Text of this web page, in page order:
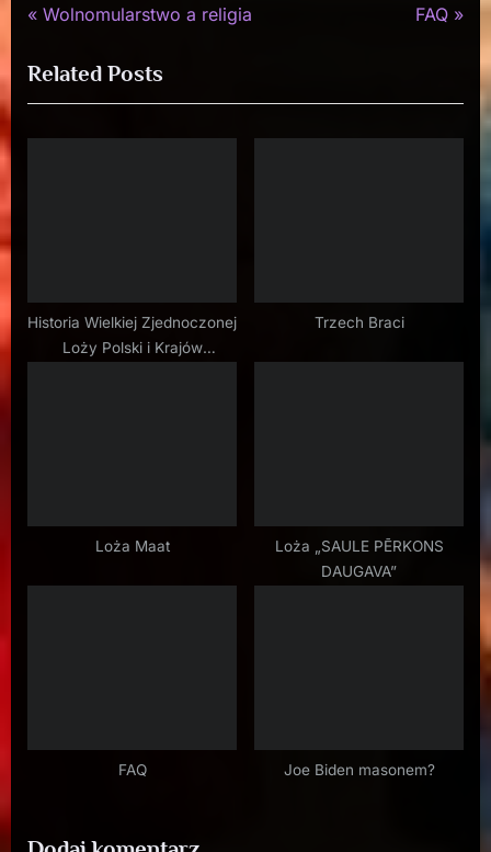
Nawigacja
wpisu
P
e
v
i
s
Wolnomularstwo a religia
N
t
P
FAQ
Related Posts
Historia Wielkiej Zjednoczonej
Loży Polski i Krajów
Trzech Braci
Loża Maat
Loża „SAULE PĒRKONS
DAUGAVA”
FAQ Joe Biden masonem?